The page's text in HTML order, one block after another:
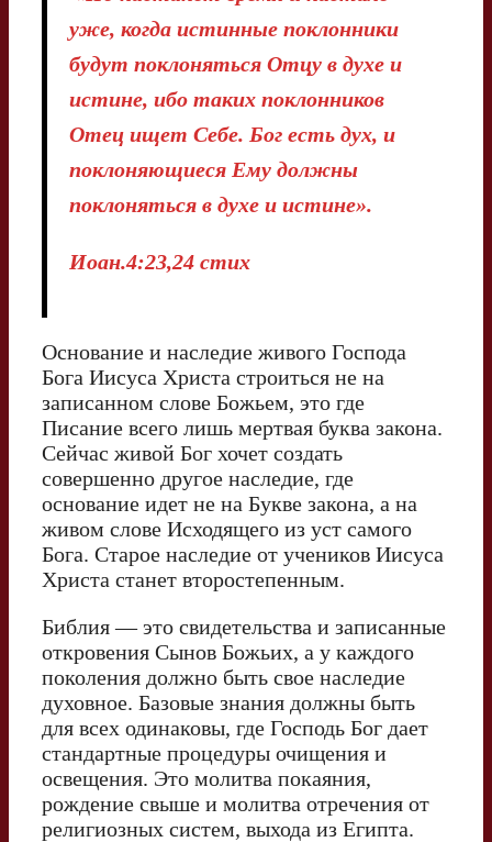
уже, когда истинные поклонники
будут поклоняться Отцу в духе и
истине, ибо таких поклонников
Отец ищет Себе. Бог есть дух, и
поклоняющиеся Ему должны
поклоняться в духе и истине».
Иоан.4:23,24 стих
Основание и наследие живого Господа
Бога Иисуса Христа строиться не на
записанном слове Божьем, это где
Писание всего лишь мертвая буква закона.
Сейчас живой Бог хочет создать
совершенно другое наследие, где
основание идет не на Букве закона, а на
живом слове Исходящего из уст самого
Бога. Старое наследие от учеников Иисуса
Христа станет второстепенным.
Библия — это свидетельства и записанные
откровения Сынов Божьих, а у каждого
поколения должно быть свое наследие
духовное. Базовые знания должны быть
для всех одинаковы, где Господь Бог дает
стандартные процедуры очищения и
освещения. Это молитва покаяния,
рождение свыше и молитва отречения от
религиозных систем, выхода из Египта.